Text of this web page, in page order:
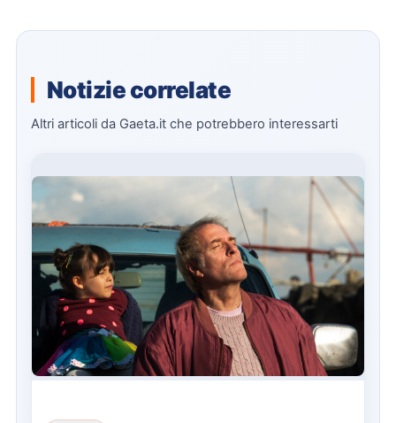
Notizie correlate
Altri articoli da Gaeta.it che potrebbero interessarti